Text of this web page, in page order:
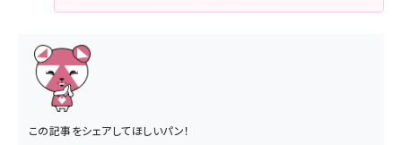
この記事をシェアしてほしいパン！